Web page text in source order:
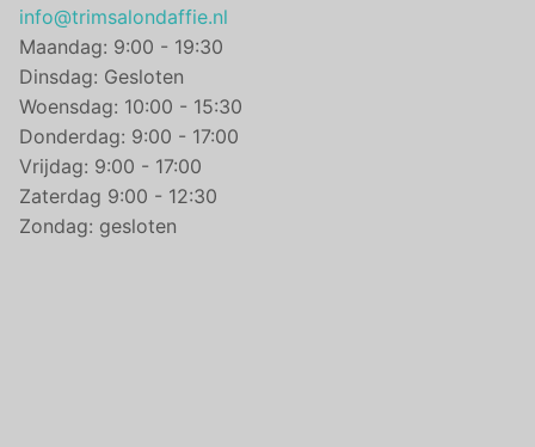
info@trimsalondaffie.nl
Maandag: 9:00 - 19:30
Dinsdag: Gesloten
Woensdag: 10:00 - 15:30
Donderdag: 9:00 - 17:00
Vrijdag: 9:00 - 17:00
Zaterdag 9:00 - 12:30
Zondag: gesloten